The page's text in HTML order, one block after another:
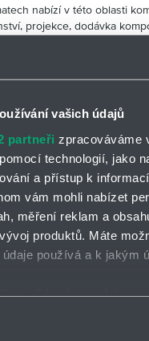
vašich údajů
partneři zpracováváme
technologií, jako
a přístup k
vám mohli nabízet
měření reklam a
produktů. Máte
používá a k jakým
být přesné na několik
nabízí v této oblasti
projekce, dodávka
servis, náhradní díly. Našimi
prohlédnout
ZDE.
tuto problematiku,
a navrhneme Vám řešení
podmínkám.Kolektiv o.
spolupráci s Vámi
Milan Dvořák